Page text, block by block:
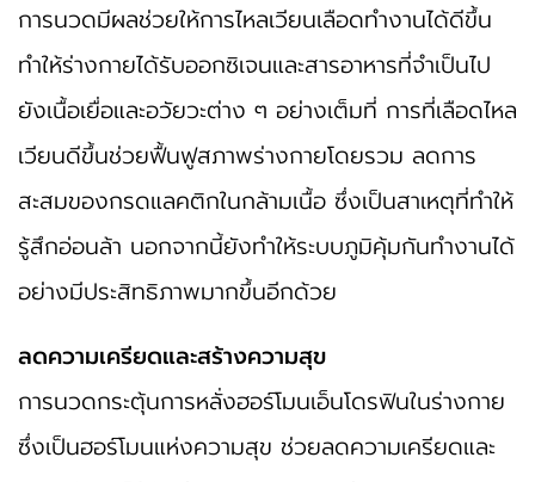
การนวดมีผลช่วยให้การไหลเวียนเลือดทำงานได้ดีขึ้น
ทำให้ร่างกายได้รับออกซิเจนและสารอาหารที่จำเป็นไป
ยังเนื้อเยื่อและอวัยวะต่าง ๆ อย่างเต็มที่ การที่เลือดไหล
เวียนดีขึ้นช่วยฟื้นฟูสภาพร่างกายโดยรวม ลดการ
สะสมของกรดแลคติกในกล้ามเนื้อ ซึ่งเป็นสาเหตุที่ทำให้
รู้สึกอ่อนล้า นอกจากนี้ยังทำให้ระบบภูมิคุ้มกันทำงานได้
อย่างมีประสิทธิภาพมากขึ้นอีกด้วย
ลดความเครียดและสร้างความสุข
การนวดกระตุ้นการหลั่งฮอร์โมนเอ็นโดรฟินในร่างกาย
ซึ่งเป็นฮอร์โมนแห่งความสุข ช่วยลดความเครียดและ